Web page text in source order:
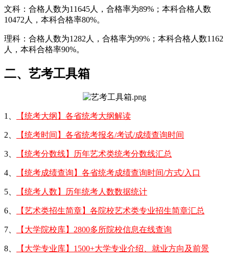
文科：合格人数为11645人，合格率为89%；本科合格人数
10472人，本科合格率80%。
理科：合格人数为1282人，合格率为99%；本科合格人数1162
人，本科合格率90%。
二、艺考工具箱
1、 【统考大纲】各省统考大纲解读
2、 【统考时间】各省统考报名/考试/成绩查询时间
3、 【统考分数线】历年艺术类统考分数线汇总
4、 【统考成绩查询】各省统考成绩查询时间/方式/入口
5、 【统考人数】历年统考人数数据统计
6、 【艺术类招生简章】各院校艺术类专业招生简章汇总
7、 【大学院校库】2800多所院校信息在线查询
8、 【大学专业库】1500+大学专业介绍、就业方向及前景